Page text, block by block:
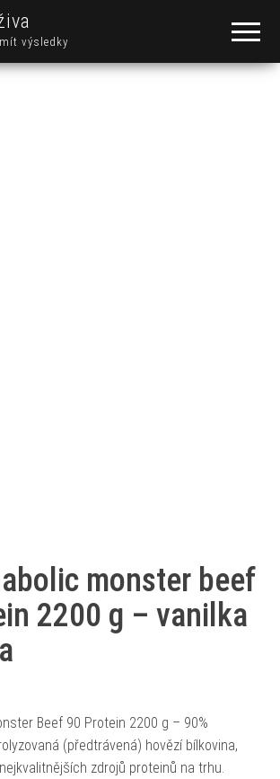
výsledky
monster beef
2200 g – vanilka
Beef 90 Protein 2200 g – 90%
(předtrávená) hovězí bílkovina,
zdrojů proteinů na trhu.